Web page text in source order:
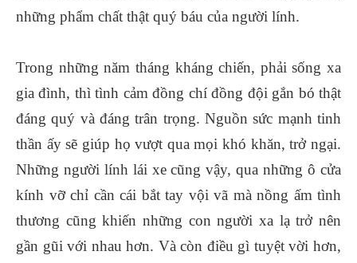
những phẩm chất thật quý báu của người lính.
Trong những năm tháng kháng chiến, phải sống xa
gia đình, thì tình cảm đồng chí đồng đội gắn bó thật
đáng quý và đáng trân trọng. Nguồn sức mạnh tinh
thần ấy sẽ giúp họ vượt qua mọi khó khăn, trở ngại.
Những người lính lái xe cũng vậy, qua những ô cửa
kính vỡ chỉ cần cái bắt tay vội vã mà nồng ấm tình
thương cũng khiến những con người xa lạ trở nên
gần gũi với nhau hơn. Và còn điều gì tuyệt vời hơn,